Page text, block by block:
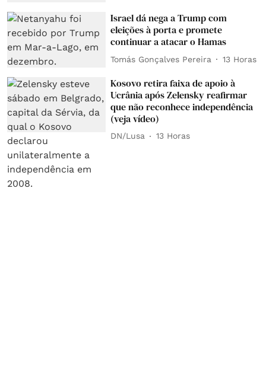
Israel dá nega a Trump com
eleições à porta e promete
continuar a atacar o Hamas
Tomás Gonçalves Pereira 13 Horas
Kosovo retira faixa de apoio à
Ucrânia após Zelensky reafirmar
que não reconhece independência
(veja vídeo)
DN/Lusa 13 Horas